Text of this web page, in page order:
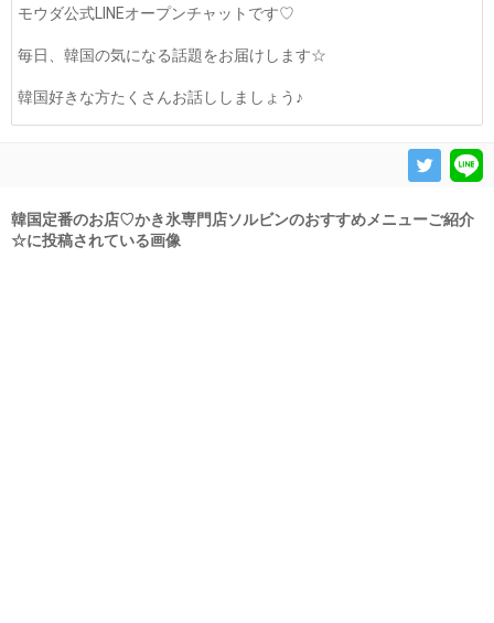
モウダ公式LINEオープンチャットです♡
毎日、韓国の気になる話題をお届けします☆
韓国好きな方たくさんお話ししましょう♪
韓国定番のお店♡かき氷専門店ソルビンのおすすめメニューご紹介
☆に投稿されている画像